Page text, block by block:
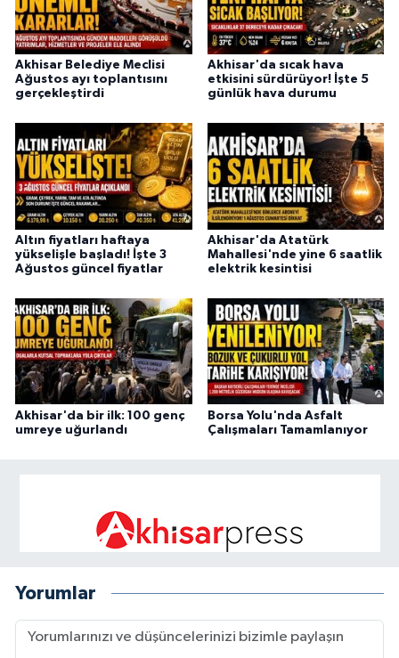
Akhisar Belediye Meclisi
Ağustos ayı toplantısını
gerçekleştirdi
Akhisar'da sıcak hava
etkisini sürdürüyor! İşte 5
günlük hava durumu
Altın fiyatları haftaya
yükselişle başladı! İşte 3
Ağustos güncel fiyatlar
Akhisar'da Atatürk
Mahallesi'nde yine 6 saatlik
elektrik kesintisi
Akhisar'da bir ilk: 100 genç
umreye uğurlandı
Borsa Yolu'nda Asfalt
Çalışmaları Tamamlanıyor
Yorumlar